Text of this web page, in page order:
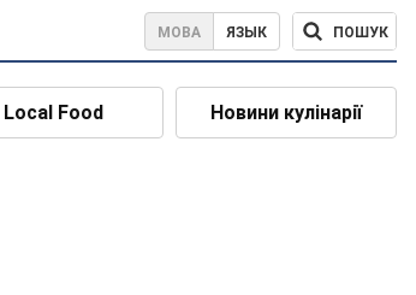
МОВА ЯЗЫК ПОШУК
Local Food Новини кулінарії